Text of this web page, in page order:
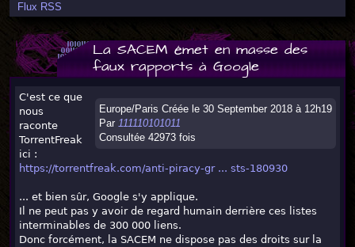
Flux RSS
La SACEM émet en masse des
faux rapports à Google
Europe/Paris Créée le 30 September 2018 à 12h19
Par 111110101011
Consultée 42973 fois
C'est ce que
nous
raconte
TorrentFreak
ici :
https://torrentfreak.com/anti-piracy-gr ... sts-180930
... et bien sûr, Google s'y applique.
Il ne peut pas y avoir de regard humain derrière ces listes
interminables de 300 000 liens.
Donc forcément, la SACEM ne dispose pas des droits sur la